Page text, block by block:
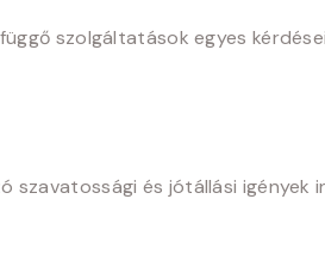
szolgáltatások egyes
és jótállási igények